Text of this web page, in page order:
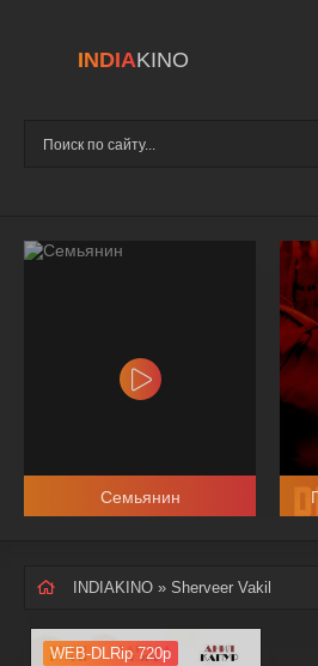
INDIAKINO
Семьянин
INDIAKINO » Sherveer Vakil
WEB-DLRip 720p